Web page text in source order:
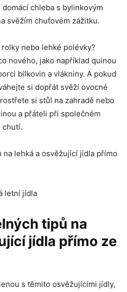
chleba s ⁤bylinkovým
svěžím⁢ chuťovém ⁢zážitku.
nebo lehké polévky?
nového, jako například quinou‌
bílkovin a vlákniny. A pokud
si dopřát ‌svěží ovocné
si stůl ‌na zahradě nebo
‌a přáteli při společném
chutí.
tipů na​
jídla přímo ze
s ‌těmito ‍osvěžujícími jídly,